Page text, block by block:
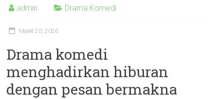
admin Drama Komedi
Maret 20, 2026
Drama komedi
menghadirkan hiburan
dengan pesan bermakna